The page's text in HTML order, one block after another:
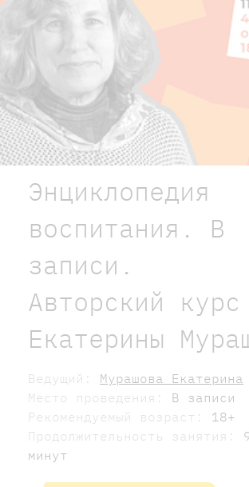
Энциклопедия
воспитания. В
записи.
Авторский курс
Екатерины
Ведущий: Мурашова Екатерина
Место проведения: В записи
Рекомендуемый возраст: 18+
Продолжительность занятия:
минут